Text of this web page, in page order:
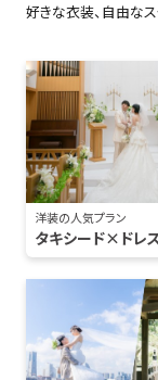
好きな衣装、自由なス
洋装の人気プラン
タキシード×ドレ